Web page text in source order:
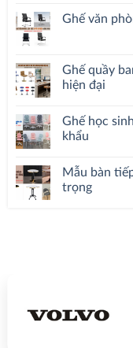
Ghế văn
Ghế quầy
hiện đại
Ghế học
khẩu
Mẫu bàn
trọng